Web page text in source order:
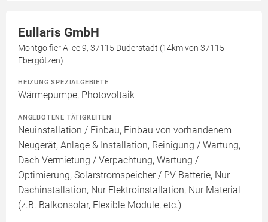
Eullaris GmbH
Montgolfier Allee 9, 37115 Duderstadt (14km von 37115
Ebergötzen)
HEIZUNG SPEZIALGEBIETE
Wärmepumpe, Photovoltaik
ANGEBOTENE TÄTIGKEITEN
Neuinstallation / Einbau, Einbau von vorhandenem
Neugerät, Anlage & Installation, Reinigung / Wartung,
Dach Vermietung / Verpachtung, Wartung /
Optimierung, Solarstromspeicher / PV Batterie, Nur
Dachinstallation, Nur Elektroinstallation, Nur Material
(z.B. Balkonsolar, Flexible Module, etc.)